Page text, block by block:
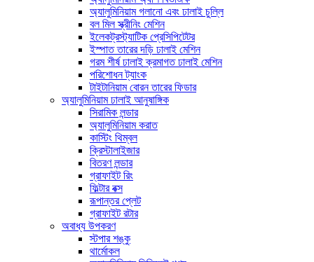
অ্যালুমিনিয়াম গলানো এবং ঢালাই চুল্লি
বল মিল স্ক্রীনিং মেশিন
ইলেকট্রস্ট্যাটিক প্রেসিপিটেটর
ইস্পাত তারের দড়ি ঢালাই মেশিন
গরম শীর্ষ ঢালাই ক্রমাগত ঢালাই মেশিন
পরিশোধন ট্যাংক
টাইটানিয়াম বোরন তারের ফিডার
অ্যালুমিনিয়াম ঢালাই আনুষাঙ্গিক
সিরামিক লন্ডার
অ্যালুমিনিয়াম করাত
কাস্টিং থিম্বল
ক্রিস্টালাইজার
বিতরণ লন্ডার
গ্রাফাইট রিং
ফিল্টার বক্স
রূপান্তর প্লেট
গ্রাফাইট রটার
অবাধ্য উপকরণ
স্টপার শঙ্কু
থার্মোকল